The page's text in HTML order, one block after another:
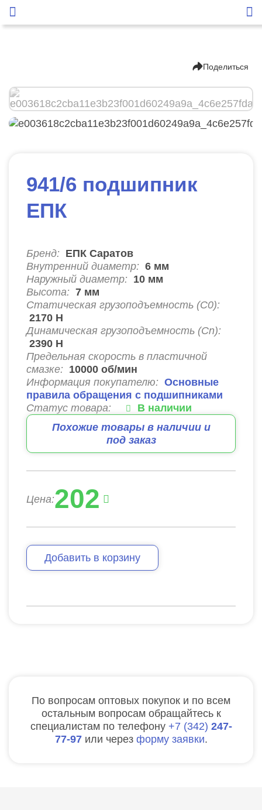
Поделиться
941/6 подшипник
ЕПК
Бренд: ЕПК Саратов
Внутренний диаметр: 6 мм
Наружный диаметр: 10 мм
Высота: 7 мм
Статическая грузоподъемность (C0):
2170 Н
Динамическая грузоподъемность (Cn):
2390 Н
Предельная скорость в пластичной
смазке: 10000 об/мин
Информация покупателю: Основные
правила обращения с подшипниками
Статус товара:
В наличии
Похожие товары в наличии и
под заказ
Цена:202
Добавить в корзину
По вопросам оптовых покупок и по всем
остальным вопросам обращайтесь к
специалистам по телефону
7 342 247-
77-97 или через форму заявки.